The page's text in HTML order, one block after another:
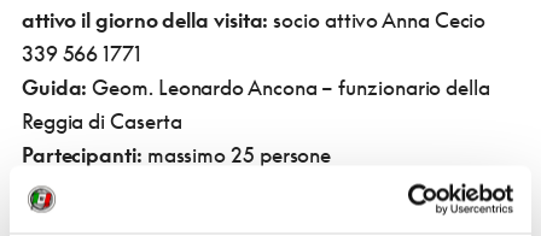
attivo il giorno della visita:socio attivo Anna Cecio
339 566 1771
Guida:Geom. Leonardo Ancona – funzionario della
Reggia di Caserta
Partecipanti: massimo 25 persone
Condizioni di partecipazione :
Le prenotazioni sono aperte e si chiuderanno